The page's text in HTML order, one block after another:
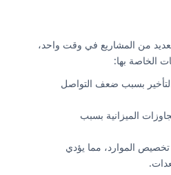
من المشاريع في وقت واحد،
الخاصة بها:
بسبب ضعف التواصل
الميزانية بسبب
الموارد، مما يؤدي